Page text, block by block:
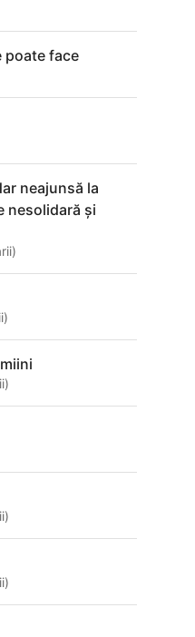
poate face
neajunsă la
nesolidară şi
)
)
)
)
)